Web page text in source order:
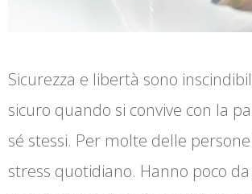
Sicurezza e libertà sono
sicuro quando si convive con la
sé stessi. Per molte delle
stress quotidiano. Hanno poco